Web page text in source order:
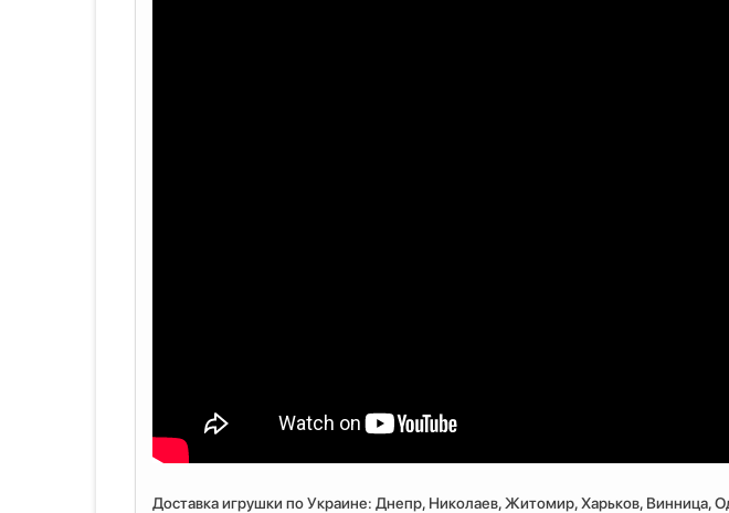
Доставка игрушки по Украине: Днепр, Николаев, Житомир, Харьков, Винница,